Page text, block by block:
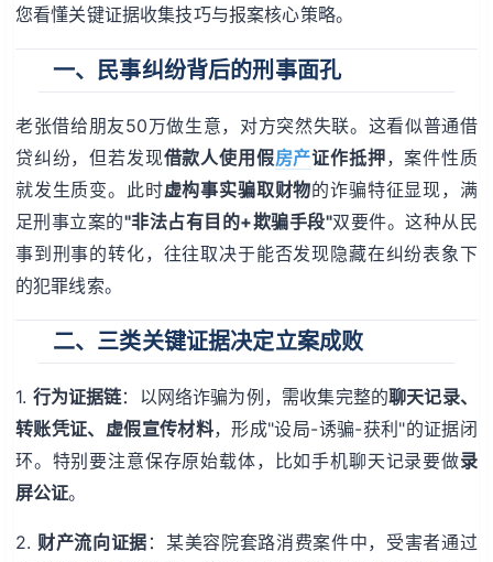
您看懂关键证据收集技巧与报案核心策略。
一、民事纠纷背后的刑事面孔
老张借给朋友50万做生意，对方突然失联。这看似普通借
贷纠纷，但若发现借款人使用假房产证作抵押，案件性质
就发生质变。此时虚构事实骗取财物的诈骗特征显现，满
足刑事立案的"非法占有目的+欺骗手段"双要件。这种从民
事到刑事的转化，往往取决于能否发现隐藏在纠纷表象下
的犯罪线索。
二、三类关键证据决定立案成败
1. 行为证据链：以网络诈骗为例，需收集完整的聊天记录、
转账凭证、虚假宣传材料，形成"设局-诱骗-获利"的证据闭
环。特别要注意保存原始载体，比如手机聊天记录要做录
屏公证。
2. 财产流向证据 ：某美容院套路消费案件中，受害者通过